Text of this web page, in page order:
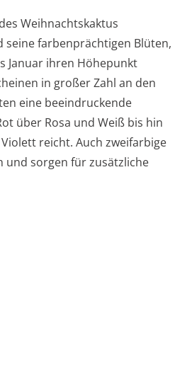
Weihnachtskaktus
seine farbenprächtigen Blüten,
Januar ihren Höhepunkt
in großer Zahl an den
eine beeindruckende
über Rosa und Weiß bis hin
reicht. Auch zweifarbige
und sorgen für zusätzliche